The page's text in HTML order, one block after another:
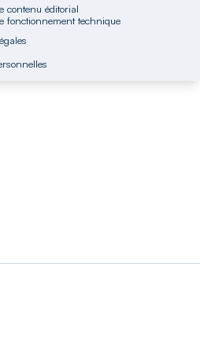
contenu éditorial
fonctionnement technique